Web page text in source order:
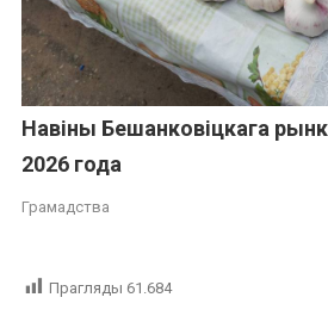
Навіны Бешанковіцкага
2026 года
Грамадства
Прагляды 61.684